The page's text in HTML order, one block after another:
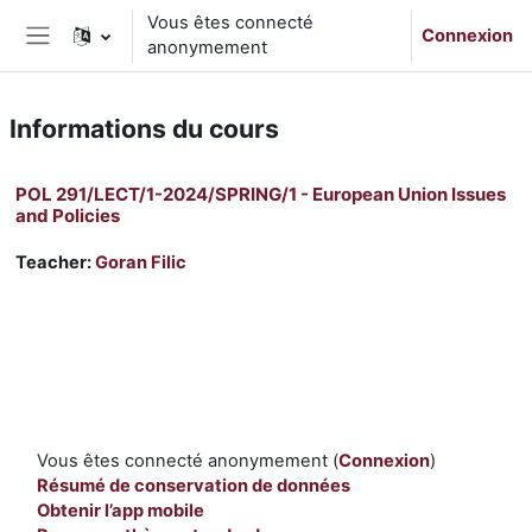
Passer au contenu principal
Panneau latéral
Vous êtes connecté
anonymement
Connexion
Informations du cours
POL 291/LECT/1-2024/SPRING/1 - European Union Issues
and Policies
Teacher:Goran Filic
Vous êtes connecté anonymement (Connexion)
Résumé de conservation de données
Obtenir l’app mobile